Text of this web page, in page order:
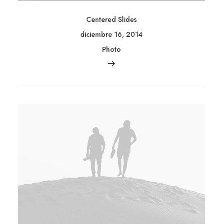
Centered Slides
diciembre 16, 2014
Photo